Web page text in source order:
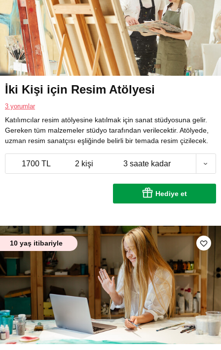
İki Kişi için Resim Atölyesi
3 yorumlar
Katılımcılar resim atölyesine katılmak için sanat stüdyosuna gelir.
Gereken tüm malzemeler stüdyo tarafından verilecektir. Atölyede,
uzman resim sanatçısı eşliğinde belirli bir temada resim çizilecek.
1700 TL 2 kişi 3 saate kadar
Hediye et
10 yaş itibariyle